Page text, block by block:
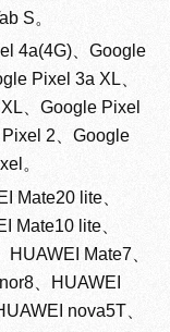
S。
4a(4G)、Google
Pixel 3a XL、
、Google Pixel
2、Google
。
Mate20 lite、
Mate10 lite、
Mate7、
、HUAWEI
nova5T、